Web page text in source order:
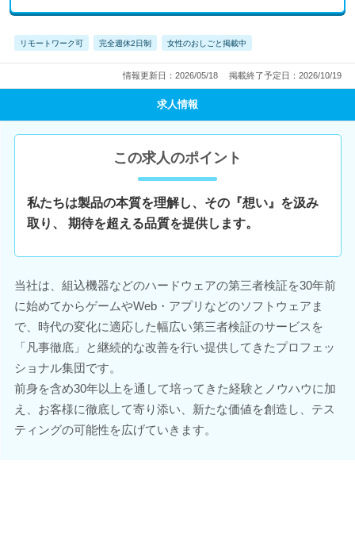
リモートワーク可 完全週休2日制 女性のおしごと掲載中
情報更新日：2026/05/18 掲載終了予定日：2026/10/19
求人情報
この求人のポイント
私たちは製品の本質を理解し、その『想い』を汲み
取り、 期待を超える品質を提供します。
当社は、組込機器などのハードウェアの第三者検証を30年前
に始めてからゲームやWeb・アプリなどのソフトウェアま
で、時代の変化に適応した幅広い第三者検証のサービスを
「凡事徹底」と継続的な改善を行い提供してきたプロフェッ
ショナル集団です。
前身を含め30年以上を通して培ってきた経験とノウハウに加
え、お客様に徹底して寄り添い、新たな価値を創造し、テス
ティングの可能性を広げていきます。